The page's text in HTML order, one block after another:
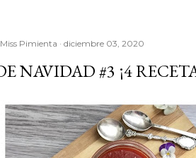
Miss Pimienta diciembre 03, 2020
NAVIDAD #3 ¡4